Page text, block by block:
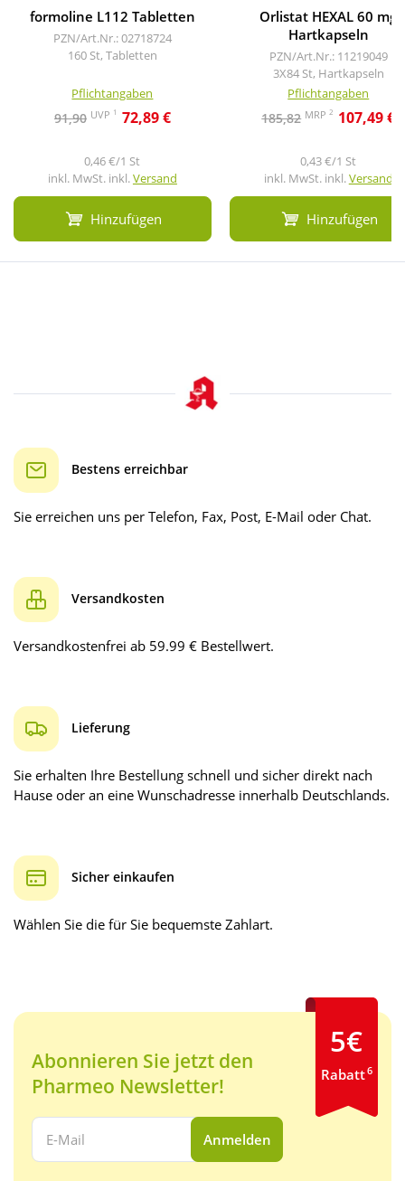
formoline L112 Tabletten
PZN/Art.Nr.: 02718724
160 St, Tabletten
Pflichtangaben
91,90 UVP 1 72,89 €
0,46 €/1 St
inkl. MwSt. inkl.Versand
Hinzufügen
Orlistat HEXAL 60 mg
Hartkapseln
PZN/Art.Nr.: 11219049
3X84 St, Hartkapseln
Pflichtangaben
185,82 MRP2 107,49 €
0,43 €/1 St
inkl. MwSt. inkl.Versand
Hinzufügen
Bestens erreichbar
Sie erreichen uns per Telefon, Fax, Post, E-Mail oder Chat.
Versandkosten
Versandkostenfrei ab 59.99 € Bestellwert.
Lieferung
Sie erhalten Ihre Bestellung schnell und sicher direkt nach
Hause oder an eine Wunschadresse innerhalb Deutschlands.
Sicher einkaufen
Wählen Sie die für Sie bequemste Zahlart.
Abonnieren Sie jetzt den
Pharmeo Newsletter!
Ihre E-Mail Adresse:
Anmelden
5€
Rabatt6